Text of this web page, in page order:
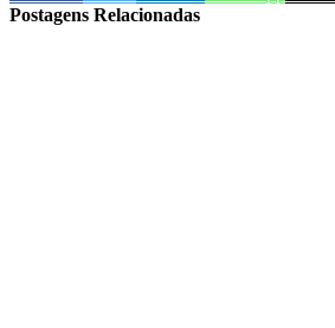
Postagens Relacionadas